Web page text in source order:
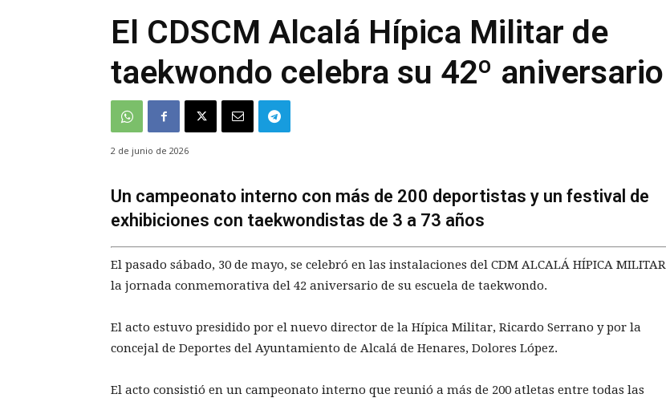
El CDSCM Alcalá Hípica Militar de
taekwondo celebra su 42º aniversario
2 de junio de 2026
Un campeonato interno con más de 200 deportistas y un festival de
exhibiciones con taekwondistas de 3 a 73 años
El pasado sábado, 30 de mayo, se celebró en las instalaciones del CDM ALCALÁ HÍPICA MILITAR
la jornada conmemorativa del 42 aniversario de su escuela de taekwondo.
El acto estuvo presidido por el nuevo director de la Hípica Militar, Ricardo Serrano y por la
concejal de Deportes del Ayuntamiento de Alcalá de Henares, Dolores López.
El acto consistió en un campeonato interno que reunió a más de 200 atletas entre todas las